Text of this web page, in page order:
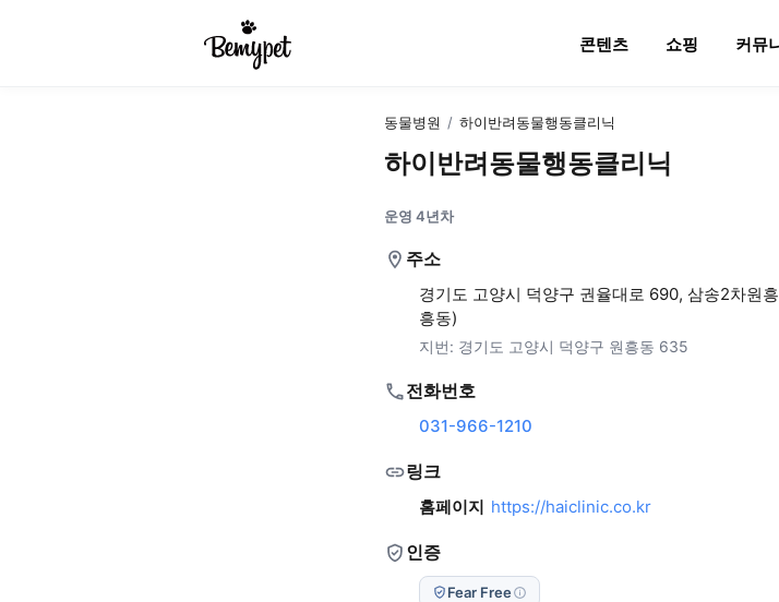
콘텐츠 쇼핑 커뮤
동물병원 / 하이반려동물행동클리닉
하이반려동물행동클리닉
운영 4년차
주소
경기도 고양시 덕양구 권율대로 690, 삼송2차원
흥동)
지번: 경기도 고양시 덕양구 원흥동 635
전화번호
031-966-1210
링크
홈페이지 https://haiclinic.co.kr
인증
Fear Free